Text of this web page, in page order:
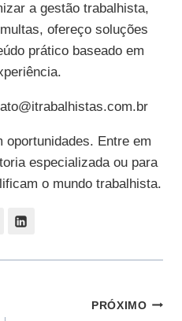
a gestão trabalhista,
ofereço soluções
prático baseado em
oportunidades. Entre em
especializada ou para
o mundo trabalhista.
PRÓXIMO